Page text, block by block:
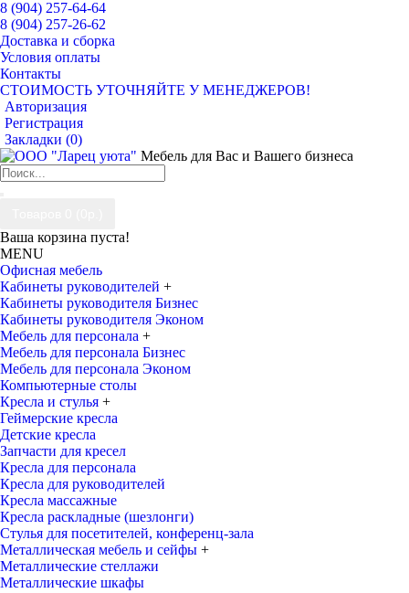
8 (904) 257-64-64
8 (904) 257-26-62
Доставка и сборка
Условия оплаты
Контакты
СТОИМОСТЬ УТОЧНЯЙТЕ У МЕНЕДЖЕРОВ!
Авторизация
Регистрация
Закладки (0)
Мебель для Вас и Вашего бизнеса
Ваша корзина пуста!
MENU
Офисная мебель
Кабинеты руководителей +
Кабинеты руководителя Бизнес
Кабинеты руководителя Эконом
Мебель для персонала +
Мебель для персонала Бизнес
Мебель для персонала Эконом
Компьютерные столы
Кресла и стулья +
Геймерские кресла
Детские кресла
Запчасти для кресел
Кресла для персонала
Кресла для руководителей
Кресла массажные
Кресла раскладные (шезлонги)
Стулья для посетителей, конференц-зала
Металлическая мебель и сейфы +
Металлические стеллажи
Металлические шкафы